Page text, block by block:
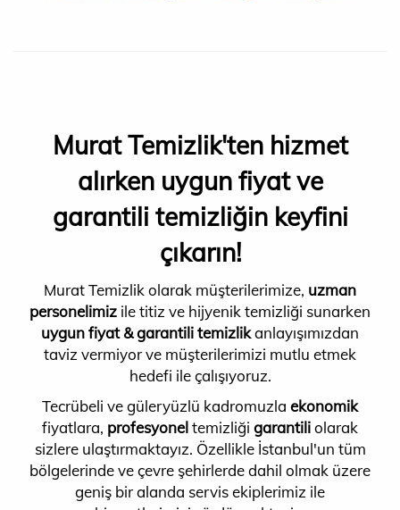
Murat Temizlik'ten hizmet
alırken uygun fiyat ve
garantili temizliğin keyfini
çıkarın!
Murat Temizlik olarak müşterilerimize, uzman
personelimiz ile titiz ve hijyenik temizliği sunarken
uygun fiyat & garantili temizlikanlayışımızdan
taviz vermiyor ve müşterilerimizi mutlu etmek
hedefi ile çalışıyoruz.
Tecrübeli ve güleryüzlü kadromuzla ekonomik
fiyatlara, profesyoneltemizliği garantiliolarak
sizlere ulaştırmaktayız. Özellikle İstanbul'un tüm
bölgelerinde ve çevre şehirlerde dahil olmak üzere
geniş bir alanda servis ekiplerimiz ile